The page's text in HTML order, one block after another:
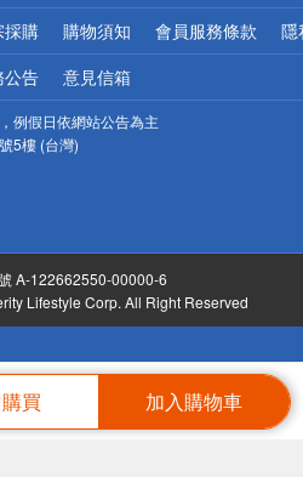
買 加入購物車
採購 購物須知 會員服務條款 隱
公告 意見信箱
例假日依網站公告為主
5樓 (台灣)
A-122662550-00000-6
Lifestyle Corp. All Right Reserved